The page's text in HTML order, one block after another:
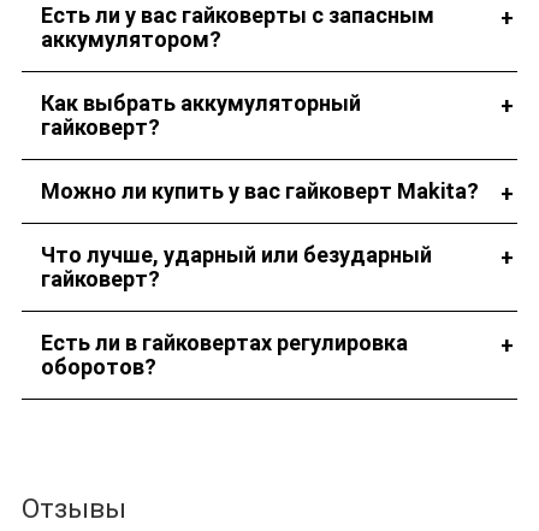
Есть ли у вас гайковерты с запасным
аккумулятором?
В наличии имеются модели с запасной аккумуляторной
батареей.
Как выбрать аккумуляторный
гайковерт?
Наши сотрудники помогут вам сделать выбор.
Можно ли купить у вас гайковерт Makita?
У нас есть несколько моделей такого инструмента.
Что лучше, ударный или безударный
гайковерт?
Все зависит от целей использования инструмента.
Есть ли в гайковертах регулировка
оборотов?
Отзывы